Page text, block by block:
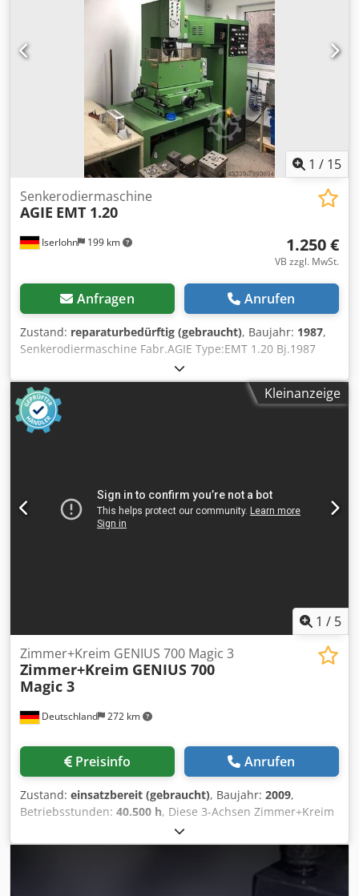
1 / 15
Iserlohn 199 km
Senkerodiermaschine
AGIE EMT 1.20
1.250 €
VB zzgl. MwSt.
Anfragen Anrufen
Zustand: reparaturbedürftig (gebraucht), Baujahr: 1987,
Senkerodiermaschine Fabr.AGIE Type:EMT 1.20 Bj.1987
Dsdpfx Aeix Nqhokrjck Verfahrwege : X250 mm Y 160 mm Z
200 mm mit R3 Verstellkopf . Weitere Daten im Datenblatt .
Kleinanzeige
1 / 5
Deutschland 272 km
Zimmer+Kreim GENIUS 700 Magic 3
Zimmer+Kreim GENIUS 700
Magic 3
Preisinfo Anrufen
Zustand: einsatzbereit (gebraucht), Baujahr: 2009,
Betriebsstunden: 40.500 h, Diese 3-Achsen Zimmer+Kreim
Genius 700 Magic 3 wurde 2009 hergestellt. Sie verfügt
über einen Tisch mit T-Nuten, Abmessungen von 575 x 500
mm und einen 24-fachen Elektrodenwechsler. Die
Maschine kann ein maximales Werkstückgewicht von 700